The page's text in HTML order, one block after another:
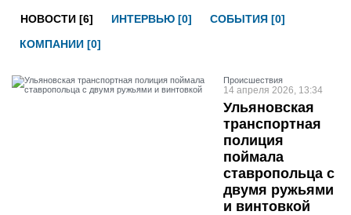
НОВОСТИ [6] ИНТЕРВЬЮ [0]
СОБЫТИЯ [0]
КОМПАНИИ [0]
Проиcшествия
14 апреля 2026, 13:34
Ульяновская
транспортная
полиция
поймала
ставропольца с
двумя ружьями
и винтовкой